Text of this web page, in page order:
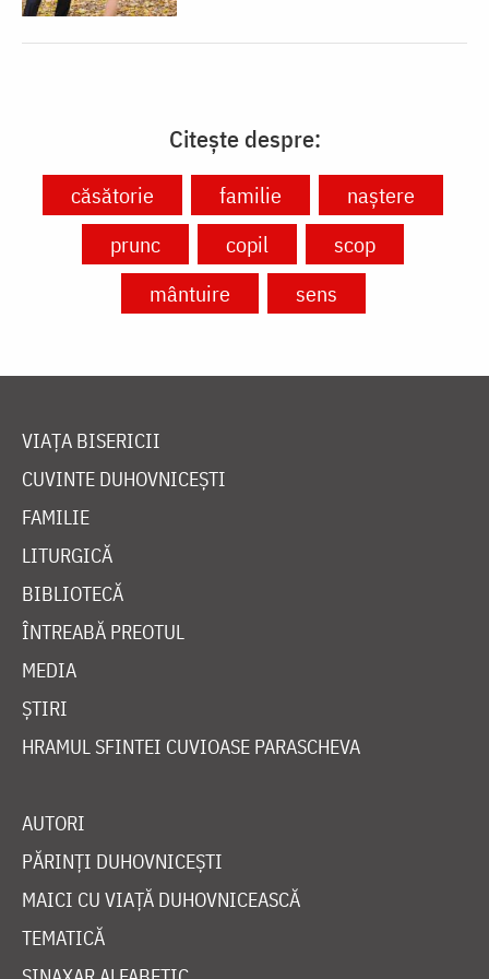
Citește despre:
căsătorie familie
naștere
prunc
copil
scop
mântuire
sens
VIAȚA BISERICII
CUVINTE DUHOVNICEȘTI
FAMILIE
LITURGICĂ
BIBLIOTECĂ
ÎNTREABĂ PREOTUL
MEDIA
ȘTIRI
HRAMUL SFINTEI CUVIOASE PARASCHEVA
AUTORI
PĂRINȚI DUHOVNICEȘTI
MAICI CU VIAȚĂ DUHOVNICEASCĂ
TEMATICĂ